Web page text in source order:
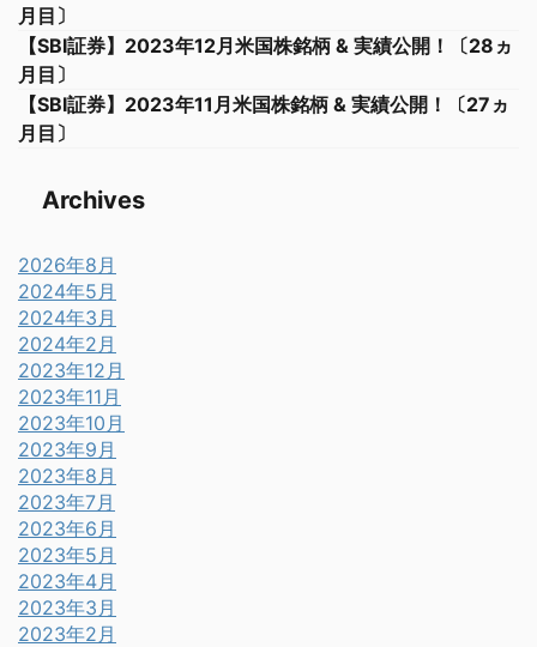
月目〕
【SBI証券】2023年12月米国株銘柄 & 実績公開！〔28ヵ
月目〕
【SBI証券】2023年11月米国株銘柄 & 実績公開！〔27ヵ
月目〕
Archives
2026年8月
2024年5月
2024年3月
2024年2月
2023年12月
2023年11月
2023年10月
2023年9月
2023年8月
2023年7月
2023年6月
2023年5月
2023年4月
2023年3月
2023年2月